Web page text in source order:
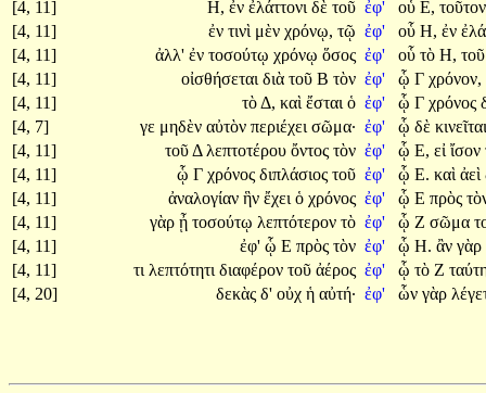
[4, 11]
Η, ἐν ἐλάττονι δὲ τοῦ ἐφ' οὗ Ε,
[4, 11]
ἐν τινὶ μὲν χρόνῳ, τῷ ἐφ' οὗ Η, ἐν
[4, 11]
ἀλλ' ἐν τοσούτῳ χρόνῳ ὅσος ἐφ' οὗ τὸ Η,
[4, 11]
οἰσθήσεται διὰ τοῦ Β τὸν ἐφ' ᾧ Γ χρόνον,
[4, 11]
τὸ Δ, καὶ ἔσται ὁ ἐφ' ᾧ Γ χρόνος
[4, 7]
γε μηδὲν αὐτὸν περιέχει σῶμα· ἐφ' ᾧ δὲ
[4, 11]
τοῦ Δ λεπτοτέρου ὄντος τὸν ἐφ' ᾧ Ε, εἰ ἴσον
[4, 11]
ᾧ Γ χρόνος διπλάσιος τοῦ ἐφ' ᾧ Ε. καὶ ἀεὶ
[4, 11]
ἀναλογίαν ἣν ἔχει ὁ χρόνος ἐφ' ᾧ Ε πρὸς
[4, 11]
γὰρ ᾖ τοσούτῳ λεπτότερον τὸ ἐφ' ᾧ Ζ σῶμα
[4, 11]
ἐφ' ᾧ Ε πρὸς τὸν ἐφ' ᾧ Η. ἂν γὰρ
[4, 11]
τι λεπτότητι διαφέρον τοῦ ἀέρος ἐφ' ᾧ τὸ Ζ
[4, 20]
δεκὰς δ' οὐχ ἡ αὐτή· ἐφ' ὧν γὰρ